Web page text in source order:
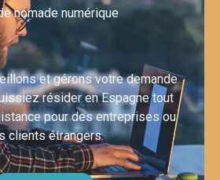
nomade numérique
et gérons votre demande
résider en Espagne tout
pour des entreprises ou
clients étrangers.